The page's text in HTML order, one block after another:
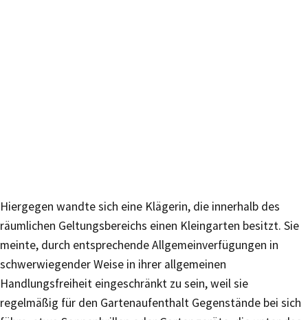
Hiergegen wandte sich eine Klägerin, die innerhalb des
räumlichen Geltungsbereichs einen Kleingarten besitzt. Sie
meinte, durch entsprechende Allgemeinverfügungen in
schwerwiegender Weise in ihrer allgemeinen
Handlungsfreiheit eingeschränkt zu sein, weil sie
regelmäßig für den Gartenaufenthalt Gegenstände bei sich